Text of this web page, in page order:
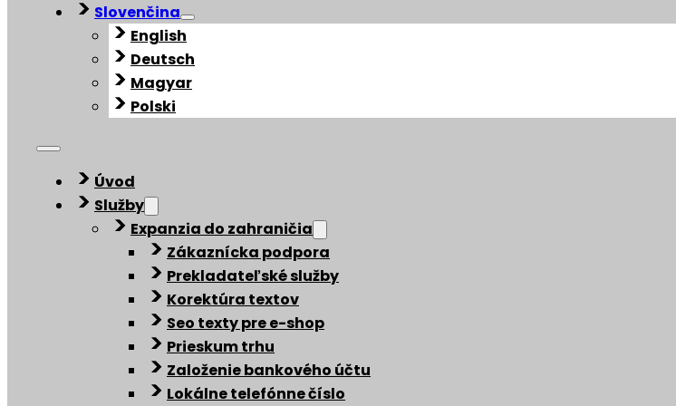
Slovenčina
English
Deutsch
Magyar
Polski
Úvod
Služby
Expanzia do zahraničia
Zákaznícka podpora
Prekladateľské služby
Korektúra textov
Seo texty pre e-shop
Prieskum trhu
Založenie bankového účtu
Lokálne telefónne číslo